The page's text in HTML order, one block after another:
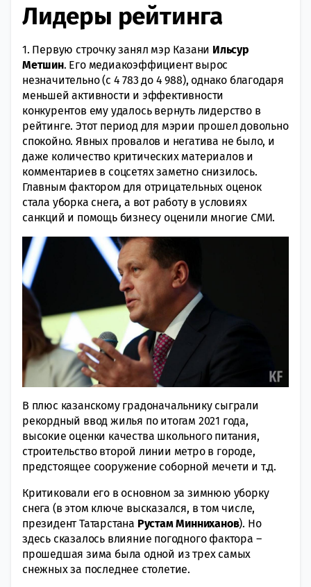
Лидеры рейтинга
1. Первую строчку занял мэр Казани Ильсур
Метшин. Его медиакоэффициент вырос
незначительно (с 4 783 до 4 988), однако благодаря
меньшей активности и эффективности
конкурентов ему удалось вернуть лидерство в
рейтинге. Этот период для мэрии прошел довольно
спокойно. Явных провалов и негатива не было, и
даже количество критических материалов и
комментариев в соцсетях заметно снизилось.
Главным фактором для отрицательных оценок
стала уборка снега, а вот работу в условиях
санкций и помощь бизнесу оценили многие СМИ.
В плюс казанскому градоначальнику сыграли
рекордный ввод жилья по итогам 2021 года,
высокие оценки качества школьного питания,
строительство второй линии метро в городе,
предстоящее сооружение соборной мечети и т.д.
Критиковали его в основном за зимнюю уборку
снега (в этом ключе высказался, в том числе,
президент Татарстана Рустам Минниханов). Но
здесь сказалось влияние погодного фактора –
прошедшая зима была одной из трех самых
снежных за последнее столетие.